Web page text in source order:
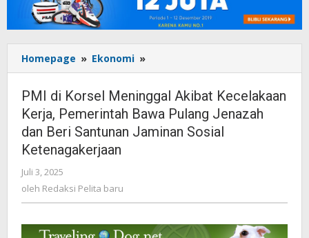
Homepage » Ekonomi »
di
Korsel
Meninggal
Akibat
Kecelakaan
Jenazah
Beri
PMI di Korsel Meninggal Akibat Kecelakaan
Kerja, Pemerintah Bawa Pulang Jenazah
dan Beri Santunan Jaminan Sosial
Ketenagakerjaan
Juli 3, 2025
Redaksi
oleh Redaksi Pelita baru